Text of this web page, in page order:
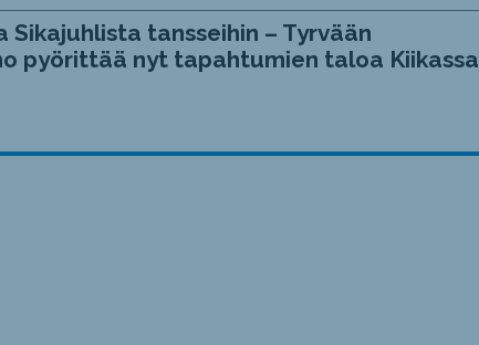
Sikajuhlista tansseihin – Tyrvään
pyörittää nyt tapahtumien taloa Kiikassa